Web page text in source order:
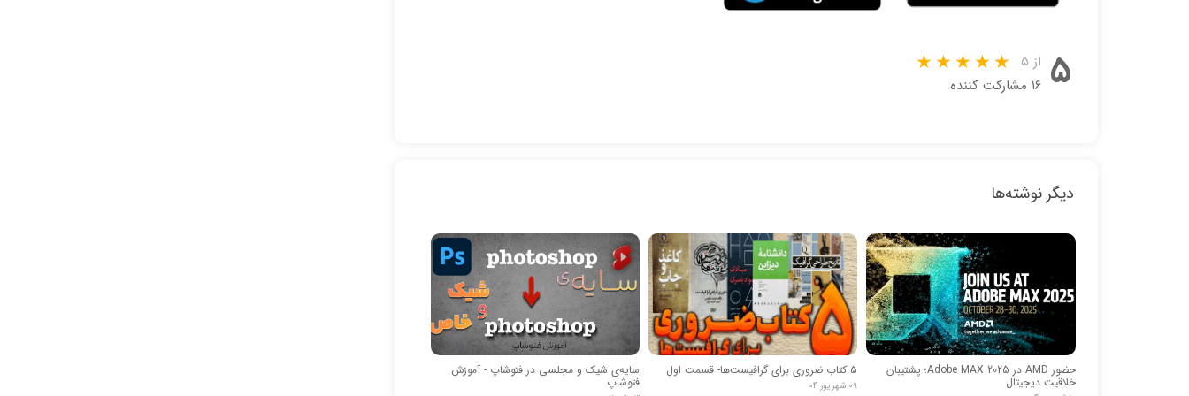
۵ از ۵
۱۶ مشارکت کننده
دیگر نوشته‌ها
حضور AMD در Adobe MAX 2025؛ پشتیبان
خلاقیت دیجیتال
۵ کتاب ضروری برای گرافیست‌ها- قسمت اول
۰۹ شهریور ۰۴
سایه‌ی شیک و مجلسی در فتوشاپ - آموزش
فتوشاپ